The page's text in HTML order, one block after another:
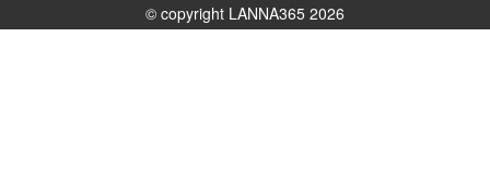
© copyright LANNA365 2026